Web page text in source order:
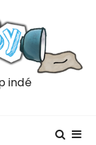
indé